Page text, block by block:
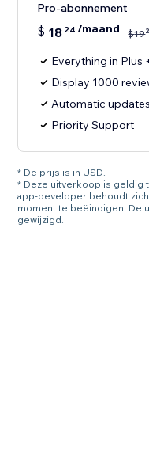
Pro-abonnement
$ 18 24 /maand $19
Everything in Plus
Display 1000
Automatic
Priority Support
* De prijs is in USD.
* Deze uitverkoop is geldig
app-developer behoudt
moment te beëindigen. De
gewijzigd.